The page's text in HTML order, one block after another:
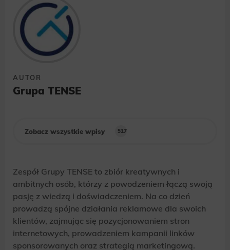
AUTOR
Grupa TENSE
Zobacz wszystkie wpisy 517
Zespół Grupy TENSE to zbiór kreatywnych i
ambitnych osób, którzy z powodzeniem łączą swoją
pasję z wiedzą i doświadczeniem. Na co dzień
prowadzą spójne działania reklamowe dla swoich
klientów, zajmując się pozycjonowaniem stron
internetowych, prowadzeniem kampanii linków
sponsorowanych oraz strategią marketingową.